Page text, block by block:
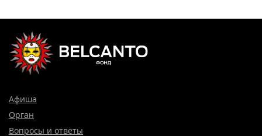
Афиша
Орган
Вопросы и ответы